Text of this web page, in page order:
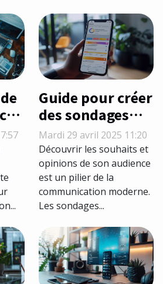
Guide pour créer
des sondages
interactifs sur
les applications
de messagerie
Mardi 29 avril 2025 11:20
Découvrir les souhaits et
opinions de son audience
est un pilier de la
communication moderne.
Les sondages...